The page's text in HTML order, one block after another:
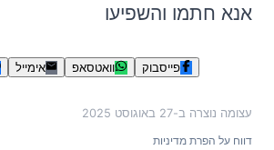
אנא חתמו והשפיעו
פייסבוק וואטסאפ אימייל
עצומה נוצרה ב-27 באוגוסט 2025
דווח על הפרת מדיניות